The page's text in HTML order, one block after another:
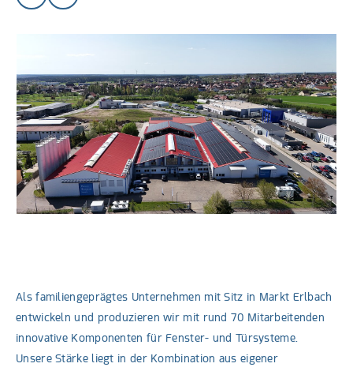
Als familiengeprägtes Unternehmen mit Sitz in Markt Erlbach
entwickeln und produzieren wir mit rund 70 Mitarbeitenden
innovative Komponenten für Fenster- und Türsysteme.
Unsere Stärke liegt in der Kombination aus eigener